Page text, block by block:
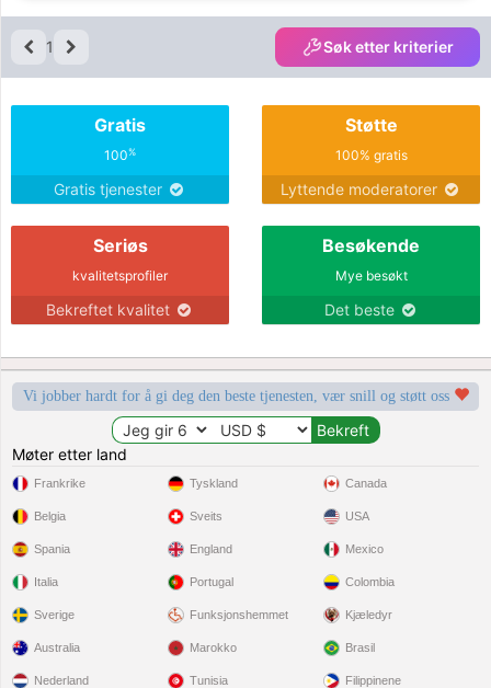
1 Søk etter kriterier
Gratis
100%
Gratis tjenester
Støtte
100% gratis
Lyttende moderatorer
Seriøs
kvalitetsprofiler
Bekreftet kvalitet
Besøkende
Mye besøkt
Det beste
Vi jobber hardt for å gi deg den beste tjenesten, vær snill og støtt oss
Møter etter land
Frankrike
Belgia
Spania
Italia
Sverige
Tyskland
Sveits
England
Portugal
Funksjonshemmet
Canada
USA
Mexico
Colombia
Kjæledyr
Australia
Nederland
Marokko
Tunisia
Brasil
Filippinene